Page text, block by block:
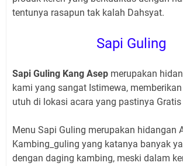
tentunya rasapun tak kalah Dahsyat.
Sapi Guling
Sapi Guling Kang Asep merupakan
kami yang sangat Istimewa,
utuh di lokasi acara yang pastinya
Menu Sapi Guling merupakan hidangan
Kambing_guling yang katanya banyak
dengan daging kambing, meski dalam